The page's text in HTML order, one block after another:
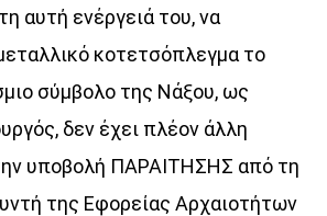
αυτή ενέργειά του, να
κοτετσόπλεγμα το
σύμβολο της Νάξου, ως
δεν έχει πλέον άλλη
υποβολή ΠΑΡΑΙΤΗΣΗΣ από τη
της Εφορείας Αρχαιοτήτων